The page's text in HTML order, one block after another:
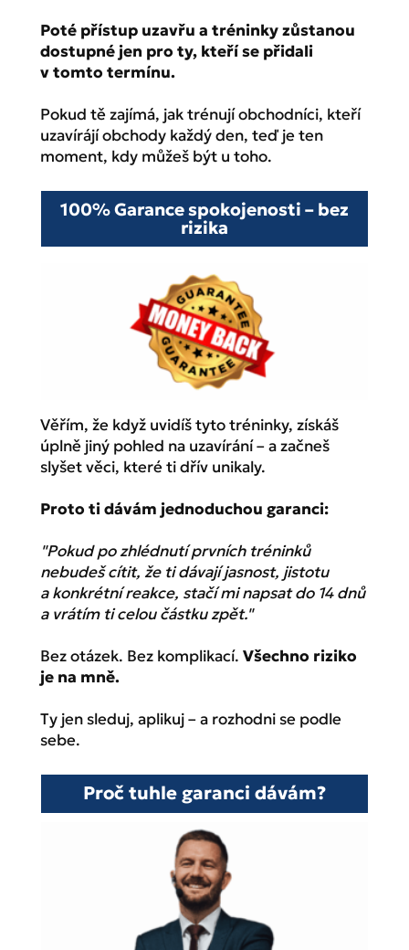
Poté přístup uzavřu a tréninky zůstanou
dostupné jen pro ty, kteří se přidali
v tomto termínu.
Pokud tě zajímá, jak trénují obchodníci, kteří
uzavírájí obchody každý den, teď je ten
moment, kdy můžeš být u toho.
100% Garance spokojenosti – bez
rizika
Věřím, že když uvidíš tyto tréninky, získáš
úplně jiný pohled na uzavírání – a začneš
slyšet věci, které ti dřív unikaly.
Proto ti dávám jednoduchou garanci:
"Pokud po zhlédnutí prvních tréninků
nebudeš cítit, že ti dávají jasnost, jistotu
a konkrétní reakce, stačí mi napsat do 14 dnů
a vrátím ti celou částku zpět."
Bez otázek. Bez komplikací. Všechno riziko
je na mně.
Ty jen sleduj, aplikuj – a rozhodni se podle
sebe.
Proč tuhle garanci dávám?